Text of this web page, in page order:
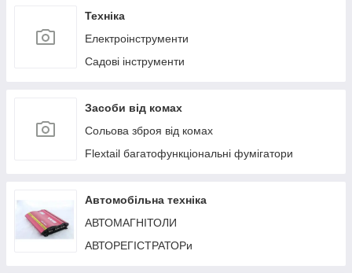
Техніка
Електроінструменти
Садові інструменти
Засоби від комах
Сольова зброя від комах
Flextail багатофункціональні фумігатори
Автомобільна техніка
АВТОМАГНІТОЛИ
АВТОРЕГІСТРАТОРи